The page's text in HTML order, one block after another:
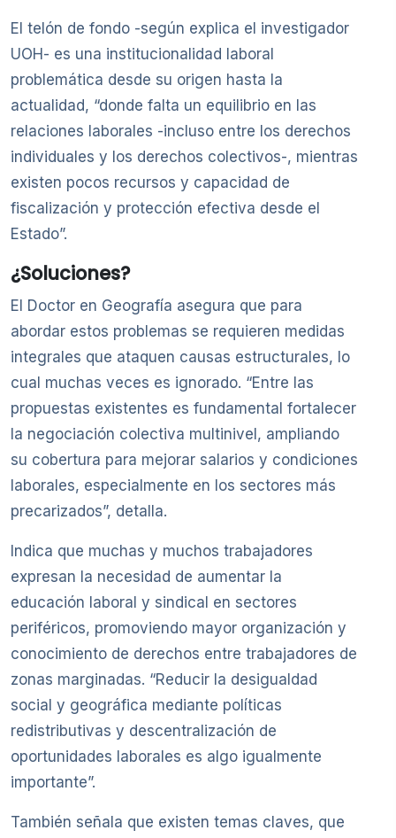
El telón de fondo -según explica el investigador
UOH- es una institucionalidad laboral
problemática desde su origen hasta la
actualidad, “donde falta un equilibrio en las
relaciones laborales -incluso entre los derechos
individuales y los derechos colectivos-, mientras
existen pocos recursos y capacidad de
fiscalización y protección efectiva desde el
Estado”.
¿Soluciones?
El Doctor en Geografía asegura que para
abordar estos problemas se requieren medidas
integrales que ataquen causas estructurales, lo
cual muchas veces es ignorado. “Entre las
propuestas existentes es fundamental fortalecer
la negociación colectiva multinivel, ampliando
su cobertura para mejorar salarios y condiciones
laborales, especialmente en los sectores más
precarizados”, detalla.
Indica que muchas y muchos trabajadores
expresan la necesidad de aumentar la
educación laboral y sindical en sectores
periféricos, promoviendo mayor organización y
conocimiento de derechos entre trabajadores de
zonas marginadas. “Reducir la desigualdad
social y geográfica mediante políticas
redistributivas y descentralización de
oportunidades laborales es algo igualmente
importante”.
También señala que existen temas claves, que